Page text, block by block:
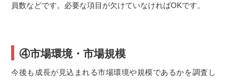
員数などです。必要な項目が欠けていなければOKです。
④市場環境・市場規模
今後も成長が見込まれる市場環境や規模であるかを調査し